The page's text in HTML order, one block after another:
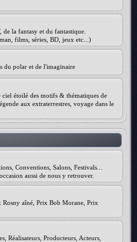
de la fantasy et du fantastique.
films, séries, BD, jeux etc...)
du polar et de l'imaginaire
étoilé des motifs & thématiques de
aux extraterrestres, voyage dans le
Conventions, Salons, Festivals...
aussi de nous y retrouver.
aîné, Prix Bob Morane, Prix
Réalisateurs, Producteurs, Acteurs,